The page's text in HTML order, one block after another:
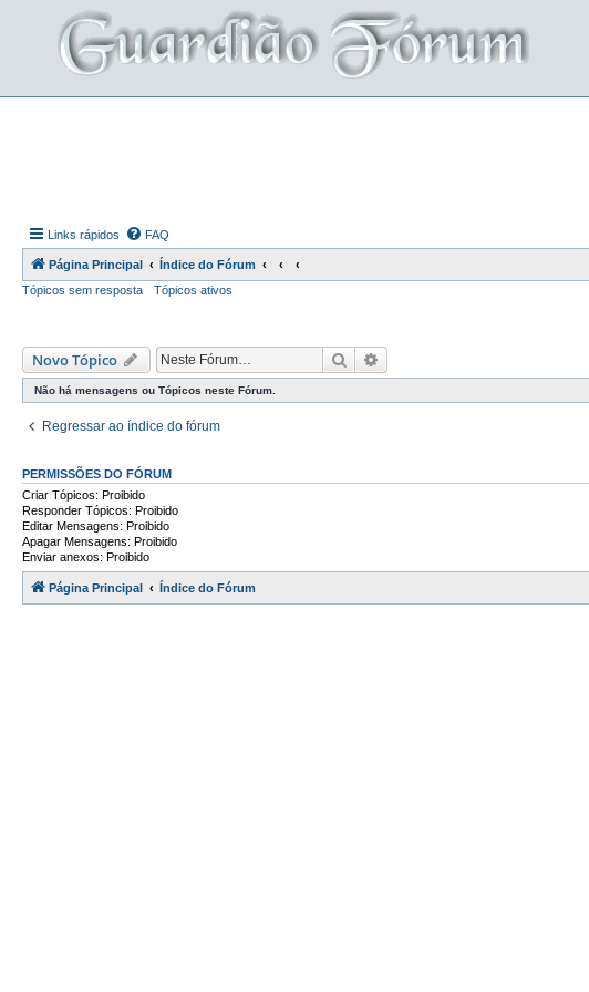
Links rápidos FAQ
Página Principal
Índice do Fórum
Tópicos sem resposta
Tópicos ativos
Novo Tópico Pesquisar
Não há mensagens ou Tópicos neste Fórum.
Regressar ao índice do fórum
PERMISSÕES DO FÓRUM
Criar Tópicos: Proibido
Responder Tópicos: Proibido
Editar Mensagens: Proibido
Apagar Mensagens: Proibido
Enviar anexos: Proibido
Página Principal Índice do Fórum